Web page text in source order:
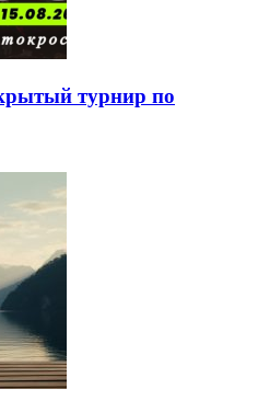
турнир по